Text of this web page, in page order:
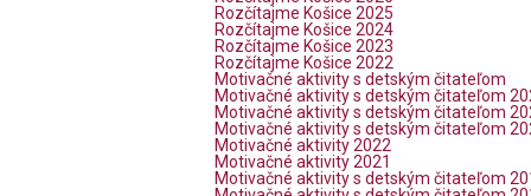
Rozčítajme Košice 2025
Rozčítajme Košice 2024
Rozčítajme Košice 2023
Rozčítajme Košice 2022
Motivačné aktivity s detským čitateľom
Motivačné aktivity s detským čitateľom
Motivačné aktivity s detským čitateľom
Motivačné aktivity s detským čitateľom
Motivačné aktivity 2022
Motivačné aktivity 2021
Motivačné aktivity s detským čitateľom